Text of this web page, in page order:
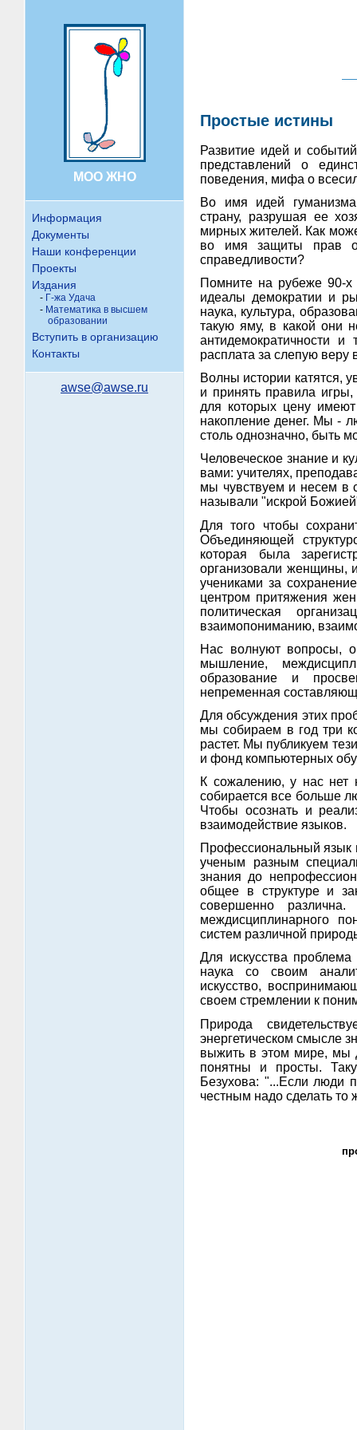
МОО ЖНО
Информация
Документы
Наши конференции
Проекты
Издания
- Г-жа Удача
- Математика в высшем
образовании
Вступить в организацию
Контакты
awse@awse.ru
Простые истины
Развитие идей и
представлений о
поведения, мифа о
Во имя идей
страну, разрушая ее
мирных жителей. Как
во имя защиты прав
справедливости?
Помните на рубеже 90-х
идеалы демократии и
наука, культура,
такую яму, в какой они
антидемократичности
расплата за слепую веру
Волны истории катятся,
и принять правила
для которых цену имеют
накопление денег. Мы -
столь однозначно, быть
Человеческое знание и
вами: учителях,
мы чувствуем и несем в
называли "искрой
Для того чтобы
Объединяющей
которая была
организовали женщины,
учениками за
центром притяжения
политическая
взаимопониманию,
Нас волнуют вопросы,
мышление,
образование и
непременная
Для обсуждения этих
мы собираем в год три
растет. Мы публикуем
и фонд компьютерных
К сожалению, у нас нет
собирается все больше
Чтобы осознать и
взаимодействие языков.
Профессиональный язык
ученым разным
знания до
общее в структуре и
совершенно
междисциплинарного
систем различной
Для искусства
наука со своим
искусство,
своем стремлении к
Природа
энергетическом смысле
выжить в этом мире, мы
понятны и просты.
Безухова: "...Если люди
честным надо сделать то